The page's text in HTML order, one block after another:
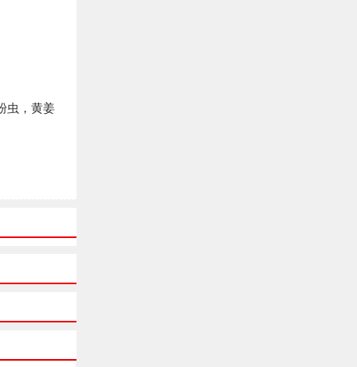
虫，黄姜